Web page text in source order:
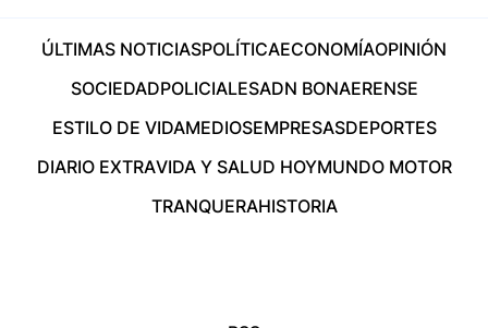
ÚLTIMAS NOTICIASPOLÍTICAECONOMÍAOPINIÓN
SOCIEDADPOLICIALESADN BONAERENSE
ESTILO DE VIDAMEDIOSEMPRESASDEPORTES
DIARIO EXTRAVIDA Y SALUD HOYMUNDO MOTOR
TRANQUERAHISTORIA